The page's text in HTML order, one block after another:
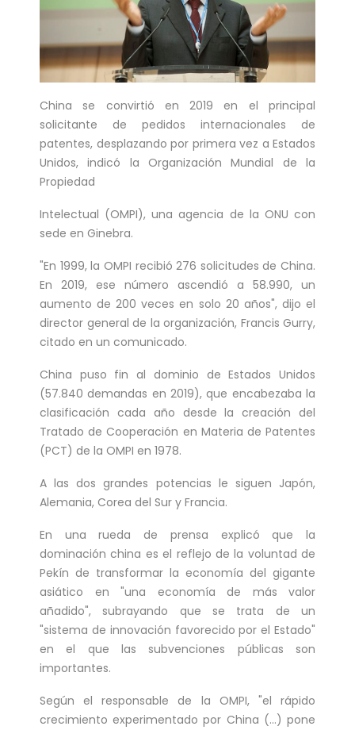
six matches in ...
Bucharest hosts the draw for Euro 2020
on Saturday with the fates of World Cup
Feminist activists defaced cinemas in
Brussels with angry condemnations of
director Roman Polansk...
Thursday asked the club’s shareholders
to approve a 300 mi...
extended his stay with up-and-coming
Dutch cycling team Jumbo-Vism...
Cycling legend Eddy Merckx, 74, was out
of intensive care on Monday after being
treated for a ser...
Double Olympic 100 metres champion
Shelly-Ann Fraser-Pryce will go head to
head with British spri...
China se convirtió en 2019 en el principal
solicitante de pedidos internacionales de
patentes, desplazando por primera vez a Estados
Unidos, indicó la Organización Mundial de la
Propiedad
Intelectual (OMPI), una agencia de la ONU con
sede en Ginebra.
"En 1999, la OMPI recibió 276 solicitudes de China.
En 2019, ese número ascendió a 58.990, un
aumento de 200 veces en solo 20 años", dijo el
director general de la organización, Francis Gurry,
citado en un comunicado.
China puso fin al dominio de Estados Unidos
(57.840 demandas en 2019), que encabezaba la
clasificación cada año desde la creación del
Tratado de Cooperación en Materia de Patentes
(PCT) de la OMPI en 1978.
A las dos grandes potencias le siguen Japón,
Alemania, Corea del Sur y Francia.
En una rueda de prensa explicó que la
dominación china es el reflejo de la voluntad de
Pekín de transformar la economía del gigante
asiático en "una economía de más valor
añadido", subrayando que se trata de un
"sistema de innovación favorecido por el Estado"
en el que las subvenciones públicas son
importantes.
Según el responsable de la OMPI, "el rápido
crecimiento experimentado por China (...) pone